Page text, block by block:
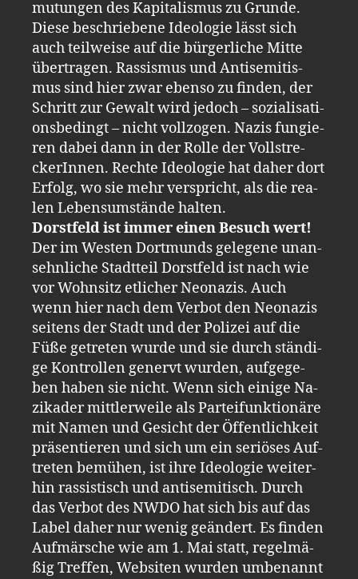
mu­tun­gen des Ka­pi­ta­lis­mus zu Grun­de.
Diese be­schrie­be­ne Ideo­lo­gie lässt sich
auch teil­wei­se auf die bür­ger­li­che Mitte
über­tra­gen. Ras­sis­mus und An­ti­se­mi­tis­
mus sind hier zwar eben­so zu fin­den, der
Schritt zur Ge­walt wird je­doch – so­zia­li­sa­ti­
ons­be­dingt – nicht voll­zo­gen. Nazis fun­gie­
ren dabei dann in der Rolle der Voll­stre­
cke­rIn­nen. Rech­te Ideo­lo­gie hat daher dort
Er­folg, wo sie mehr ver­spricht, als die rea­
len Le­bensum­stän­de hal­ten.
Dorst­feld ist immer einen Be­such wert!
Der im Wes­ten Dort­munds ge­le­ge­ne un­an­
sehn­li­che Stadt­teil Dorst­feld ist nach wie
vor Wohn­sitz et­li­cher Neo­na­zis. Auch
wenn hier nach dem Ver­bot den Neo­na­zis
sei­tens der Stadt und der Po­li­zei auf die
Füße ge­tre­ten wurde und sie durch stän­di­
ge Kon­trol­len ge­nervt wur­den, auf­ge­ge­
ben haben sie nicht. Wenn sich ei­ni­ge Na­
zi­ka­der mitt­ler­wei­le als Par­tei­funk­tio­nä­re
mit Namen und Ge­sicht der Öf­fent­lich­keit
prä­sen­tie­ren und sich um ein se­riö­ses Auf­
tre­ten be­mü­hen, ist ihre Ideo­lo­gie wei­ter­
hin ras­sis­tisch und an­ti­se­mi­tisch. Durch
das Ver­bot des NWDO hat sich bis auf das
Label daher nur wenig ge­än­dert. Es fin­den
Auf­mär­sche wie am 1. Mai statt, re­gel­mä­
ßig Tref­fen, Web­siten wur­den um­be­nannt